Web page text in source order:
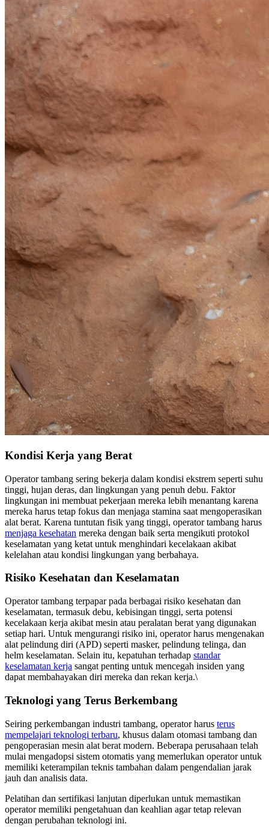
Kondisi Kerja yang Berat
Operator tambang sering bekerja dalam kondisi ekstrem seperti suhu
tinggi, hujan deras, dan lingkungan yang penuh debu. Faktor
lingkungan ini membuat pekerjaan mereka lebih menantang karena
mereka harus tetap fokus dan menjaga stamina saat mengoperasikan
alat berat. Karena tuntutan fisik yang tinggi, operator tambang harus
menjaga kesehatan mereka dengan baik serta mengikuti protokol
keselamatan yang ketat untuk menghindari kecelakaan akibat
kelelahan atau kondisi lingkungan yang berbahaya.
Risiko Kesehatan dan Keselamatan
Operator tambang terpapar pada berbagai risiko kesehatan dan
keselamatan, termasuk debu, kebisingan tinggi, serta potensi
kecelakaan kerja akibat mesin atau peralatan berat yang digunakan
setiap hari. Untuk mengurangi risiko ini, operator harus mengenakan
alat pelindung diri (APD) seperti masker, pelindung telinga, dan
helm keselamatan. Selain itu, kepatuhan terhadap standar
keselamatan kerja sangat penting untuk mencegah insiden yang
dapat membahayakan diri mereka dan rekan kerja.\
Teknologi yang Terus Berkembang
Seiring perkembangan industri tambang, operator harus terus
mempelajari teknologi terbaru, khusus dalam otomasi tambang dan
pengoperasian mesin alat berat modern. Beberapa perusahaan telah
mulai mengadopsi sistem otomatis yang memerlukan operator untuk
memiliki keterampilan teknis tambahan dalam pengendalian jarak
jauh dan analisis data.
Pelatihan dan sertifikasi lanjutan diperlukan untuk memastikan
operator memiliki pengetahuan dan keahlian agar tetap relevan
dengan perubahan teknologi ini.